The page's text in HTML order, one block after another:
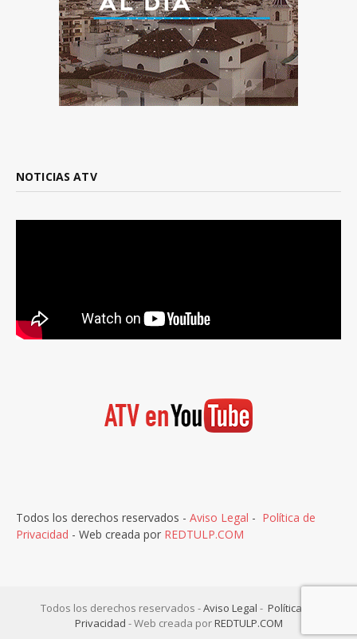
NOTICIAS ATV
Todos los derechos reservados - Aviso Legal - Política de
Privacidad - Web creada por REDTULP.COM
Todos los derechos reservados -Aviso Legal - Política de
Privacidad - Web creada porREDTULP.COM